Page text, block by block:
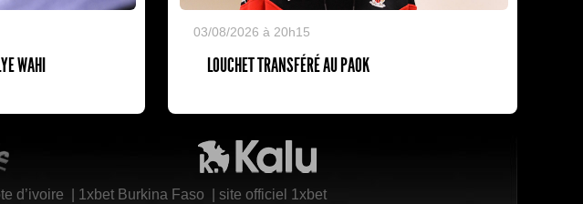
WAHI
03/08/2026 à 20h15
LOUCHET TRANSFÉRÉ AU PAOK
d’ivoire 1xbet Burkina Faso site officiel 1xbet